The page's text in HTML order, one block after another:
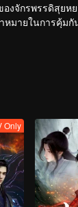
งจักรพรรดิสุยห
หมายในการคุ้
ลชาวหูนอกด่า
Only